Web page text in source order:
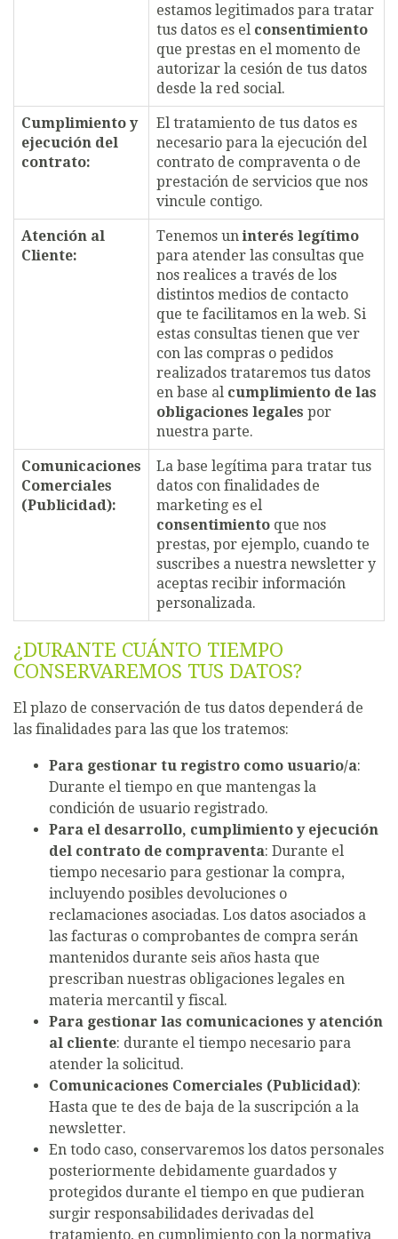
estamos legitimados para tratar
tus datos es el consentimiento
que prestas en el momento de
autorizar la cesión de tus datos
desde la red social.
Cumplimiento y
ejecución del
contrato:
El tratamiento de tus datos es
necesario para la ejecución del
contrato de compraventa o de
prestación de servicios que nos
vincule contigo.
Atención al
Cliente:
Tenemos un interés legítimo
para atender las consultas que
nos realices a través de los
distintos medios de contacto
que te facilitamos en la web. Si
estas consultas tienen que ver
con las compras o pedidos
realizados trataremos tus datos
en base al cumplimiento de las
obligaciones legales por
nuestra parte.
Comunicaciones
Comerciales
(Publicidad):
La base legítima para tratar tus
datos con finalidades de
marketing es el
consentimiento que nos
prestas, por ejemplo, cuando te
suscribes a nuestra newsletter y
aceptas recibir información
personalizada.
¿DURANTE CUÁNTO TIEMPO
CONSERVAREMOS TUS DATOS?
El plazo de conservación de tus datos dependerá de
las finalidades para las que los tratemos:
Para gestionar tu registro como usuario/a:
Durante el tiempo en que mantengas la
condición de usuario registrado.
Para el desarrollo, cumplimiento y ejecución
del contrato de compraventa: Durante el
tiempo necesario para gestionar la compra,
incluyendo posibles devoluciones o
reclamaciones asociadas. Los datos asociados a
las facturas o comprobantes de compra serán
mantenidos durante seis años hasta que
prescriban nuestras obligaciones legales en
materia mercantil y fiscal.
Para gestionar las comunicaciones y atención
al cliente: durante el tiempo necesario para
atender la solicitud.
Comunicaciones Comerciales (Publicidad):
Hasta que te des de baja de la suscripción a la
newsletter.
En todo caso, conservaremos los datos personales
posteriormente debidamente guardados y
protegidos durante el tiempo en que pudieran
surgir responsabilidades derivadas del
tratamiento, en cumplimiento con la normativa